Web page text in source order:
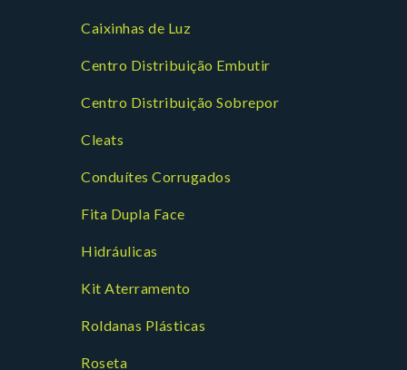
Caixinhas de Luz
Centro Distribuição Embutir
Centro Distribuição Sobrepor
Cleats
Conduítes Corrugados
Fita Dupla Face
Hidráulicas
Kit Aterramento
Roldanas Plásticas
Roseta